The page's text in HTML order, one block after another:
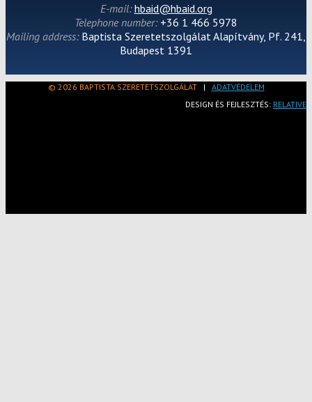
E-mail:hbaid@hbaid.org
Telephone number: +36 1 466 5978
Mailing address: Baptista Szeretetszolgálat Alapítvány, Pf. 241,
Budapest 1391
© 2026 BAPTISTA SZERETETSZOLGÁLAT| ADATVÉDELEM
DESIGN ÉS FEJLESZTÉS: RELATIVE